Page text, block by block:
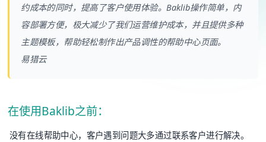
约成本的同时，提高了客户使用体验。Baklib操作简单，内
容部署方便，极大减少了我们运营维护成本，并且提供多种
主题模板，帮助轻松制作出产品调性的帮助中心页面。
易猎云
在使用Baklib之前：
没有在线帮助中心，客户遇到问题大多通过联系客户进行解决。